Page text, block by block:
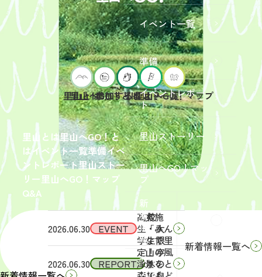
里山とは里山へGO！と
はイベント一覧準備イベ
ントレポート里山ストー
リー里山へGO！マップ
Q&A
イベント一覧
準備
イベントレポー
ト
里山ストーリー
里山へGO！マッ
プ
新
着
情
報
サイ
トポ
里山とは
里山へGO！とは
参加するには？
イベント一覧
里山へGO！マップ
2026.06.30 EVENT
2026年9
月19日
（土）
開催
「【東
京ポイ
ント対
象】中
学生・
高校
生・大
学生限
定！宇
津木の
2026.06.30 REPORT
2026年
6月13
（土）
実施
「みん
なで里
山の風
景をと
新着情報一覧へ